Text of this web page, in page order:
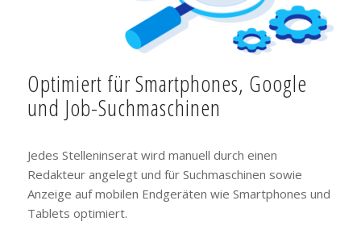
Optimiert für Smartphones, Google
und Job-Suchmaschinen
Jedes Stelleninserat wird manuell durch einen
Redakteur angelegt und für Suchmaschinen sowie
Anzeige auf mobilen Endgeräten wie Smartphones und
Tablets optimiert.